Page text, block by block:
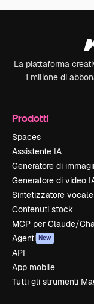
La piattaforma
1 milione di
Prodotti
Spaces
Assistente IA
Generatore di
Generatore di video
Sintetizzatore
Contenuti stock
MCP per Claude/
Agenti New
API
App mobile
Tutti gli strumenti